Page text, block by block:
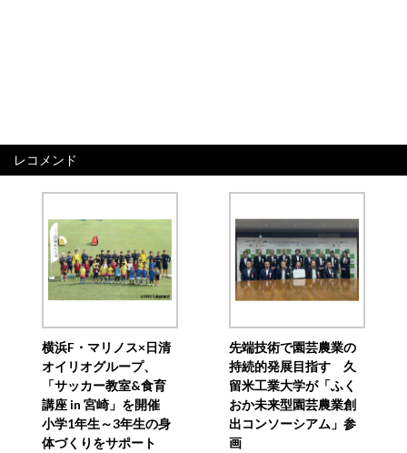
レコメンド
横浜F・マリノス×日清
オイリオグループ、
「サッカー教室&食育
講座 in 宮崎」を開催
小学1年生～3年生の身
体づくりをサポート
先端技術で園芸農業の
持続的発展目指す 久
留米工業大学が「ふく
おか未来型園芸農業創
出コンソーシアム」参
画